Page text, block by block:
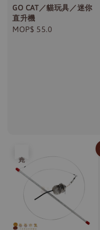
GO CAT／貓玩具／迷你
直升機
Regular
MOP$ 55.0